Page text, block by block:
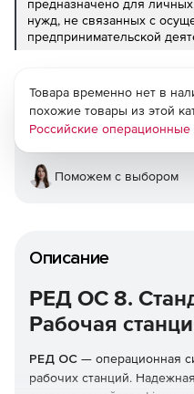
предназначено для
нужд, не связанных с
предпринимательской
Описание
РЕД ОС 8.
Рабочая
РЕД ОС — операционная
рабочих станций.
Товара временно нет в
похожие товары из этой
Российские
Поможем с выбором